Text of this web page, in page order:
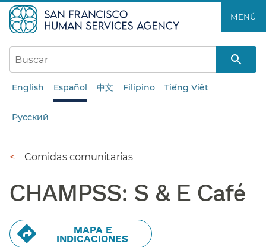
al
contenido
principal​​
MENÚ​​
English Español 中文 Filipino Tiếng Việt
Русский
Ruta
navegación​​
Comidas comunitarias​​
CHAMPSS: S & E Café​​
MAPA E
INDICACIONES​​